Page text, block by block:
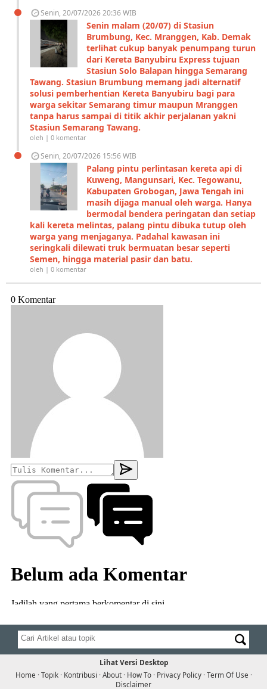
Senin, 20/07/2026 20:36 WIB
Senin malam (20/07) di Stasiun
Brumbung, Kec. Mranggen, Kab. Demak
terlihat cukup banyak penumpang turun
dari Kereta Banyubiru Express tujuan
Stasiun Solo Balapan hingga Semarang
Tawang. Stasiun Brumbung memang jadi alternatif
solusi pemberhentian Kereta Banyubiru bagi para
warga sekitar Semarang timur maupun Mranggen
tanpa harus sampai di titik akhir perjalanan yakni
Stasiun Semarang Tawang.
oleh | 0 komentar
Senin, 20/07/2026 15:56 WIB
Palang pintu perlintasan kereta api di
Kuweng, Mangunsari, Kec. Tegowanu,
Kabupaten Grobogan, Jawa Tengah ini
masih dijaga manual oleh warga. Hanya
bermodal bendera peringatan dan setiap
kali kereta melintas, palang pintu dibuka tutup oleh
warga yang menjaganya. Padahal kawasan ini
seringkali dilewati truk bermuatan besar seperti
Semen, hingga material pasir dan batu.
oleh | 0 komentar
Lihat Versi Desktop
Home ·Topik· Kontribusi ·About· How To· Privacy Policy·Term Of Use ·
Disclaimer